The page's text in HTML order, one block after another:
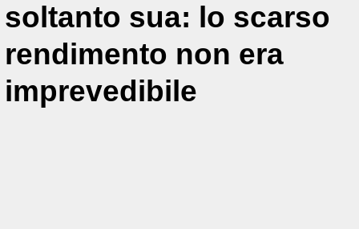
soltanto sua: lo scarso
rendimento non era
imprevedibile